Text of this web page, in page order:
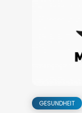
GESUNDHEIT